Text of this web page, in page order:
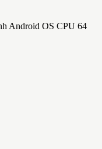
Android OS CPU 64